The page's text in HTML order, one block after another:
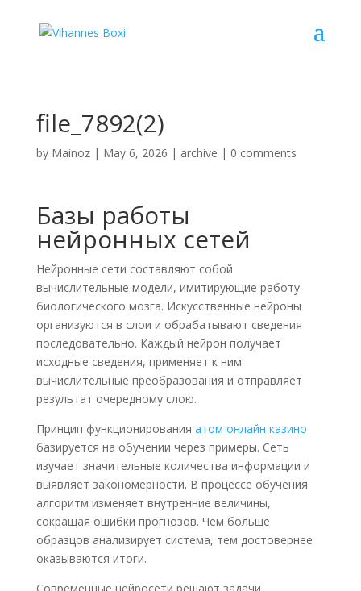
file_7892(2)
by Mainoz| May 6, 2026 | archive | 0 comments
Базы работы
нейронных сетей
Нейронные сети составляют собой
вычислительные модели, имитирующие работу
биологического мозга. Искусственные нейроны
организуются в слои и обрабатывают сведения
последовательно. Каждый нейрон получает
исходные сведения, применяет к ним
вычислительные преобразования и отправляет
результат очередному слою.
Принцип функционирования атом онлайн казино
базируется на обучении через примеры. Сеть
изучает значительные количества информации и
выявляет закономерности. В процессе обучения
алгоритм изменяет внутренние величины,
сокращая ошибки прогнозов. Чем больше
образцов анализирует система, тем достовернее
оказываются итоги.